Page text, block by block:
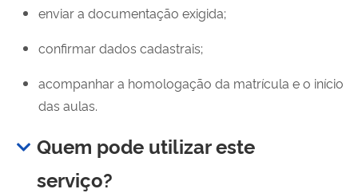
enviar a documentação exigida;
confirmar dados cadastrais;
acompanhar a homologação da matrícula e o início
das aulas.
Quem pode utilizar este
serviço?